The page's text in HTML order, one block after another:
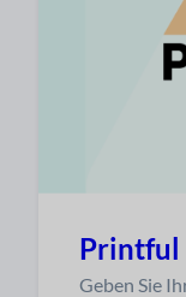
Printful
Geben Sie